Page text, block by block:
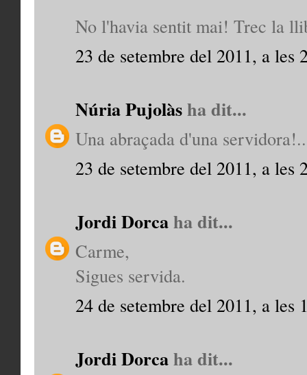
No l'havia sentit mai! Trec la
23 de setembre del 2011, a les
Núria Pujolàsha dit...
Una abraçada d'una
23 de setembre del 2011, a les
Jordi Dorcaha dit...
Carme,
Sigues servida.
24 de setembre del 2011, a les
Jordi Dorcaha dit...